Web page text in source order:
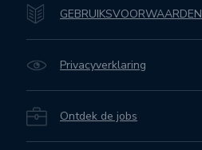
GEBRUIKSVOORWAARDEN
Privacyverklaring
Ontdek de jobs